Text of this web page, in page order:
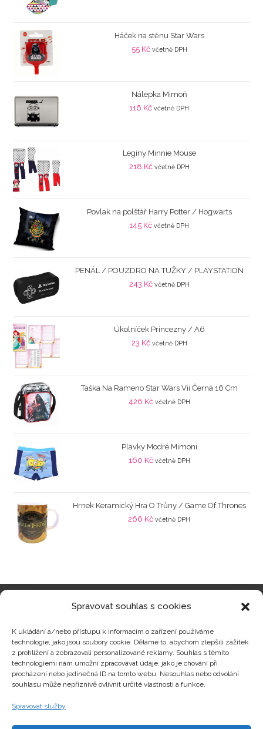
Spravovat souhlas s cookies
K ukládání a/nebo přístupu k informacím o zařízení používáme
technologie, jako jsou soubory cookie. Děláme to, abychom zlepšili zážitek
z prohlížení a zobrazovali personalizované reklamy. Souhlas s těmito
technologiemi nám umožní zpracovávat údaje, jako je chování při
procházení nebo jedinečná ID na tomto webu. Nesouhlas nebo odvolání
souhlasu může nepříznivě ovlivnit určité vlastnosti a funkce.
Spravovat služby
Háček na stěnu Star Wars
55 Kč včetně DPH
Nálepka Mimoň
116 Kč včetně DPH
Legíny Minnie Mouse
218 Kč včetně DPH
Povlak na polštář Harry Potter / Hogwarts
145 Kč včetně DPH
PENÁL / POUZDRO NA TUŽKY / PLAYSTATION
243 Kč včetně DPH
Úkolníček Princezny / A6
23 Kč včetně DPH
Taška Na Rameno Star Wars Vii Černá 16 Cm
426 Kč včetně DPH
Plavky Modré Mimoni
160 Kč včetně DPH
Hrnek Keramický Hra O Trůny / Game Of Thrones
266 Kč včetně DPH
Zajímavosti